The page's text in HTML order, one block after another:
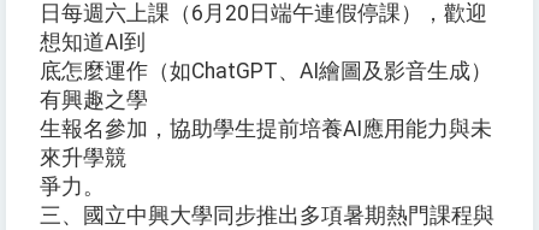
日每週六上課（6月20日端午連假停課），歡迎
想知道AI到
底怎麼運作（如ChatGPT、AI繪圖及影音生成）
有興趣之學
生報名參加，協助學生提前培養AI應用能力與未
來升學競
爭力。
三、國立中興大學同步推出多項暑期熱門課程與